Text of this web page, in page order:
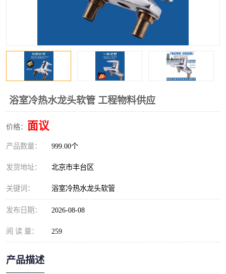
浴室冷热水龙头软管 工程物料供应
价格： 面议
产品数量： 999.00个
发货地址： 北京市丰台区
关键词： 浴室冷热水龙头软管
发布日期： 2026-08-08
阅 读 量： 259
产品描述